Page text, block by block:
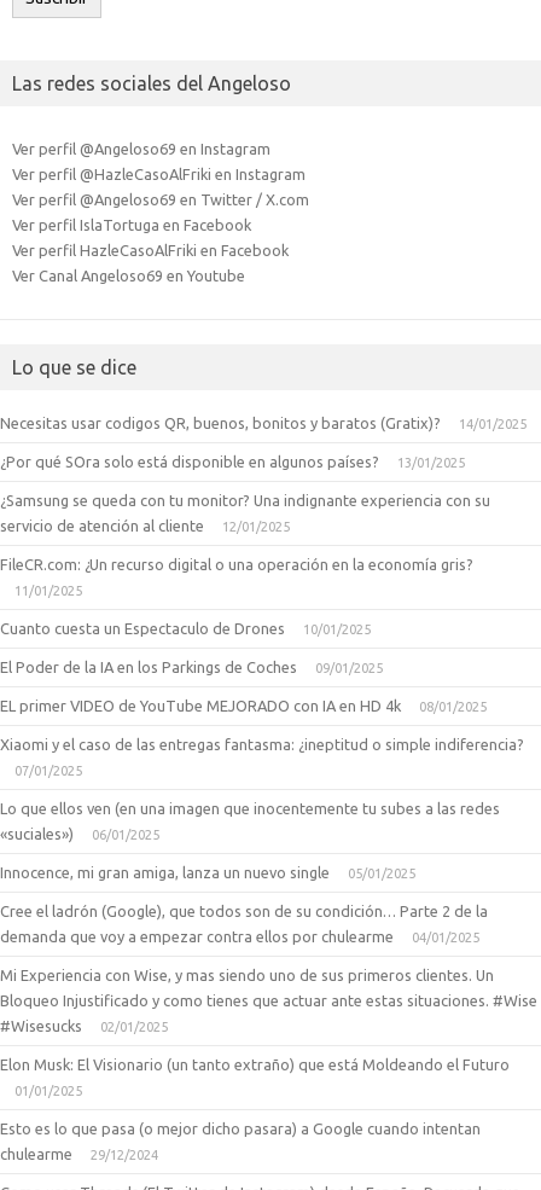
Las redes sociales del Angeloso
Ver perfil @Angeloso69 en Instagram
Ver perfil @HazleCasoAlFriki en Instagram
Ver perfil @Angeloso69 en Twitter / X.com
Ver perfil IslaTortuga en Facebook
Ver perfil HazleCasoAlFriki en Facebook
Ver Canal Angeloso69 en Youtube
Lo que se dice
Necesitas usar codigos QR, buenos, bonitos y baratos (Gratix)? 14/01/2025
¿Por qué SOra solo está disponible en algunos países? 13/01/2025
¿Samsung se queda con tu monitor? Una indignante experiencia con su
servicio de atención al cliente
12/01/2025
FileCR.com: ¿Un recurso digital o una operación en la economía gris?
11/01/2025
Cuanto cuesta un Espectaculo de Drones 10/01/2025
El Poder de la IA en los Parkings de Coches 09/01/2025
EL primer VIDEO de YouTube MEJORADO con IA en HD 4k 08/01/2025
Xiaomi y el caso de las entregas fantasma: ¿ineptitud o simple indiferencia?
07/01/2025
Lo que ellos ven (en una imagen que inocentemente tu subes a las redes
«suciales»)
06/01/2025
Innocence, mi gran amiga, lanza un nuevo single 05/01/2025
Cree el ladrón (Google), que todos son de su condición… Parte 2 de la
demanda que voy a empezar contra ellos por chulearme
04/01/2025
Mi Experiencia con Wise, y mas siendo uno de sus primeros clientes. Un
Bloqueo Injustificado y como tienes que actuar ante estas situaciones. #Wise
#Wisesucks
02/01/2025
Elon Musk: El Visionario (un tanto extraño) que está Moldeando el Futuro
01/01/2025
Esto es lo que pasa (o mejor dicho pasara) a Google cuando intentan
chulearme
29/12/2024